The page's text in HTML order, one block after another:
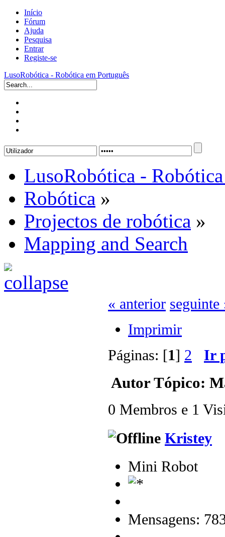
Início
Fórum
Ajuda
Pesquisa
Entrar
Registe-se
LusoRobótica - Robótica em Português
LusoRobótica -
Robótica »
Projectos de robótica »
Mapping and Search
« anterior seguinte
Imprimir
Páginas: [1] 2 Ir
AutorTópico:
0 Membros e 1
Kristey
Mini Robot
Mensagens: